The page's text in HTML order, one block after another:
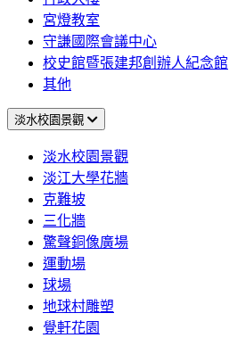
宮燈教室
守謙國際會議中心
校史館暨張建邦創辦人紀念館
其他
淡水校園景觀
淡水校園景觀
淡江大學花牆
克難坡
三化牆
驚聲銅像廣場
運動場
球場
地球村雕塑
覺軒花園